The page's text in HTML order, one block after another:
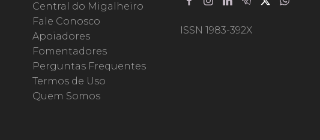
Central do Migalheiro
Fale Conosco
Apoiadores
Fomentadores
Perguntas Frequentes
Termos de Uso
Quem Somos
ISSN 1983-392X